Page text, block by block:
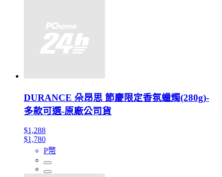
DURANCE 朵昂思 節慶限定香氛蠟燭(280g)-
多款可選-原廠公司貨
$1,288
$1,780
P幣